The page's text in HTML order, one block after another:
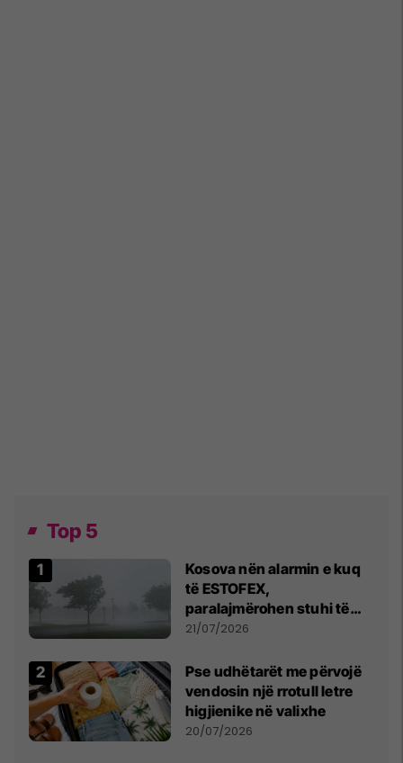
Top 5
Kosova nën alarmin e kuq
të ESTOFEX,
paralajmërohen stuhi të
fuqishme me breshër dhe
21/07/2026
Pse udhëtarët me përvojë
vendosin një rrotull letre
higjienike në valixhe
20/07/2026